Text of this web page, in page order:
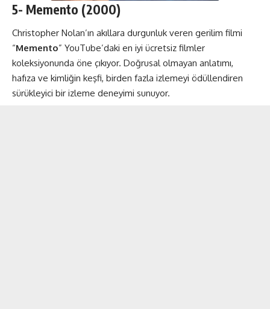
5- Memento (2000)
Christopher Nolan’ın akıllara durgunluk veren gerilim filmi
“Memento” YouTube’daki en iyi ücretsiz filmler
koleksiyonunda öne çıkıyor. Doğrusal olmayan anlatımı,
hafıza ve kimliğin keşfi, birden fazla izlemeyi ödüllendiren
sürükleyici bir izleme deneyimi sunuyor.